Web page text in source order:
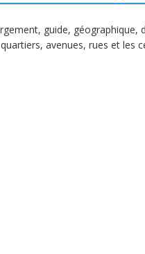
guide,
avenues, rues et les